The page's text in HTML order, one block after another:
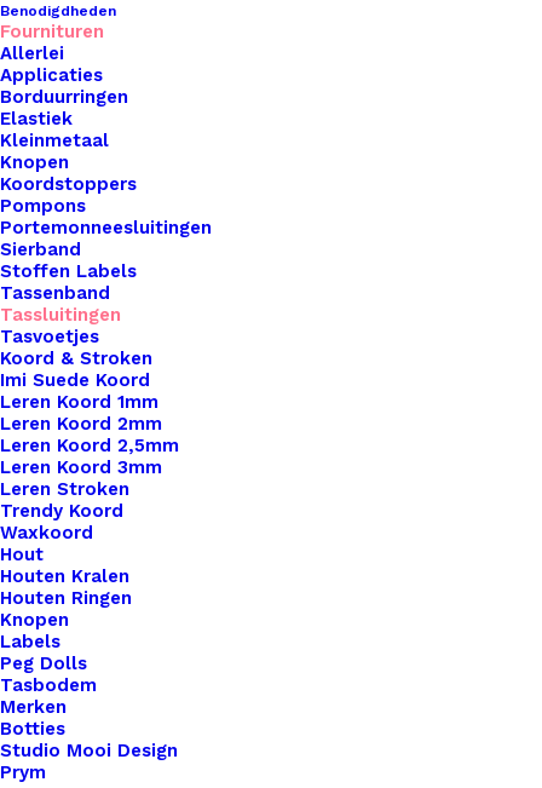
Benodigdheden
Fournituren
Allerlei
Applicaties
Borduurringen
Elastiek
Kleinmetaal
Knopen
Koordstoppers
Pompons
Portemonneesluitingen
Sierband
Stoffen Labels
Tassenband
Tassluitingen
Tasvoetjes
Koord & Stroken
Imi Suede Koord
Leren Koord 1mm
Leren Koord 2mm
Leren Koord 2,5mm
Leren Koord 3mm
Leren Stroken
Trendy Koord
Waxkoord
Hout
Houten Kralen
Houten Ringen
Knopen
Labels
Peg Dolls
Tasbodem
Merken
Botties
Studio Mooi Design
Prym
€